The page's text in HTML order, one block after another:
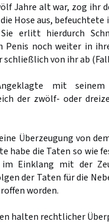
Jahre alt war, zog ihr
Hose aus,
erlitt hierdurch
Penis noch weiter in
von ihr ab
mit seinem
der zwölf- oder
Überzeugung von
habe die Taten so wie
Einklang mit der
der Taten für die
worden.
halten rechtlicher